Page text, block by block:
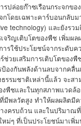
ปล่อยก๊าซเรือนกระจกขอ
กโดยเฉพาะคาร์บอนกลับ
technology) และยังรว
จริญเติบโตของพืช เพิ่มผ
รใช้ประโยชน์จากระดับ
ช่วยเสริมการเติบโตของ
องกันพลังด้านลบจากคลื่
รรมชาติเหล่านี้แล้ว จะส
งพืชและในทุกสภาพแวด
มีพลวัตสูง ทำให้ผลผลิต
งครบถ้วน และในปริมาณ
ม่ๆ ที่เป็นประโยชน์มาเพิ่